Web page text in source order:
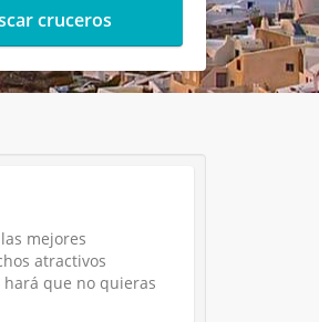
cruceros
mejores
atractivos
que no quieras